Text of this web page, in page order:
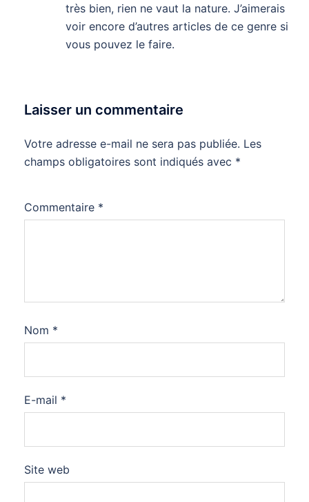
très bien, rien ne vaut la nature. J’aimerais
voir encore d’autres articles de ce genre si
vous pouvez le faire.
Laisser un commentaire
Votre adresse e-mail ne sera pas publiée. Les
champs obligatoires sont indiqués avec *
Commentaire *
Nom *
E-mail *
Site web